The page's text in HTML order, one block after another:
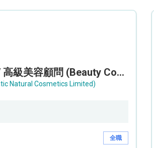
美容顧問 / 高級美容顧問 (Beauty Consultant / Senior Beauty Consultant)
Natural Cosmetics Limited)
全職